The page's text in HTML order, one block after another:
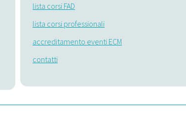
lista corsi FAD
lista corsi professionali
accreditamento eventi ECM
contatti